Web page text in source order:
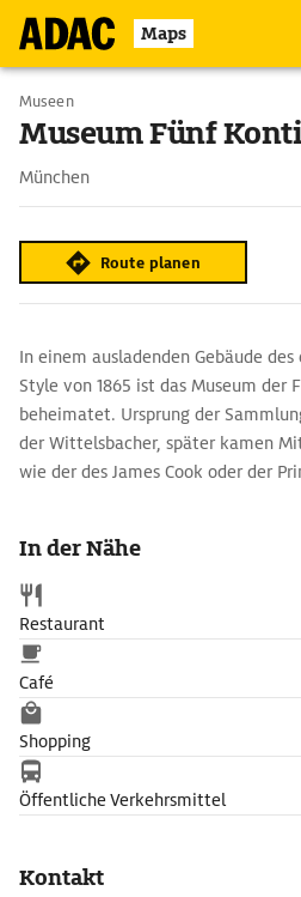
Maps
Museen
Museum Fünf
München
Route planen
In einem ausladenden Gebäude
Style von 1865 ist das Museum der
beheimatet. Ursprung der
der Wittelsbacher, später kamen
wie der des James Cook oder der
In der Nähe
Restaurant
Café
Shopping
Öffentliche Verkehrsmittel
Kontakt